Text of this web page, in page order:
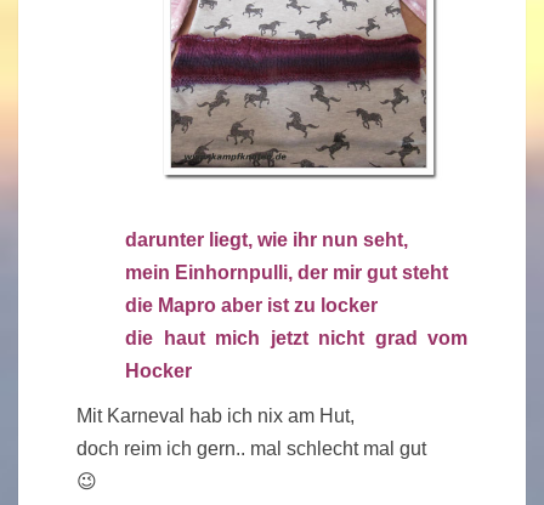
darunter liegt, wie ihr nun seht,
mein Einhornpulli, der mir gut steht
die Mapro aber ist zu locker
die haut mich jetzt nicht grad vom
Hocker
Mit Karneval hab ich nix am Hut,
doch reim ich gern.. mal schlecht mal gut
😉